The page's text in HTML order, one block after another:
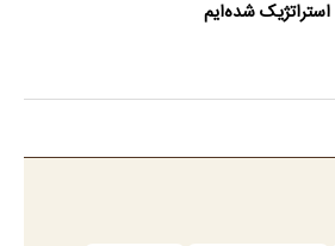
استراتژیک شده‌ایم